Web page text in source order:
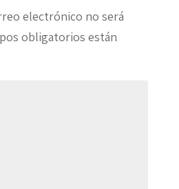
electrónico no será
obligatorios están